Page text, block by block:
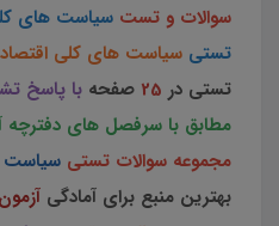
سوالات و تست سیاست های
تستی سیاست های کلی
تستی در 25 صفحه با پاسخ
مطابق با سرفصل های دفترچه
مجموعه سوالات تستی سیاست
بهترین منبع برای آمادگی